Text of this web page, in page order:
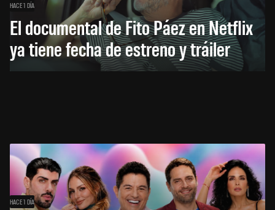
HACE 1 DÍA
El documental de Fito Páez en Netflix
ya tiene fecha de estreno y tráiler
HACE 1 DÍA